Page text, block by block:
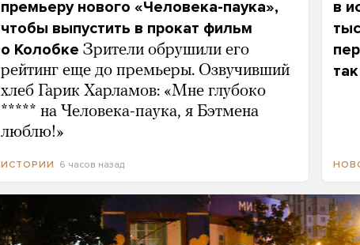
премьеру нового «Человека-паука»,
чтобы выпустить в прокат фильм
о Колобке Зрители обрушили его
рейтинг еще до премьеры. Озвучивший
хлеб Гарик Харламов: «Мне глубоко
***** на Человека-паука, я Бэтмена
люблю!»
ИСТОРИИ 6 часов назад
в